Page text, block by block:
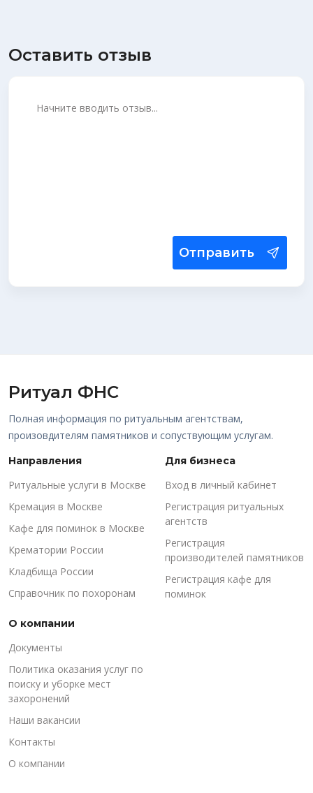
Оставить отзыв
Отправить
Ритуал ФНС
Полная информация по ритуальным агентствам,
произовдителям памятников и сопуствующим услугам.
Направления
Ритуальные услуги в Москве
Кремация в Москве
Кафе для поминок в Москве
Крематории России
Кладбища России
Справочник по похоронам
Для бизнеса
Вход в личный кабинет
Регистрация ритуальных
агентств
Регистрация
производителей памятников
Регистрация кафе для
поминок
О компании
Документы
Политика оказания услуг по
поиску и уборке мест
захоронений
Наши вакансии
Контакты
О компании